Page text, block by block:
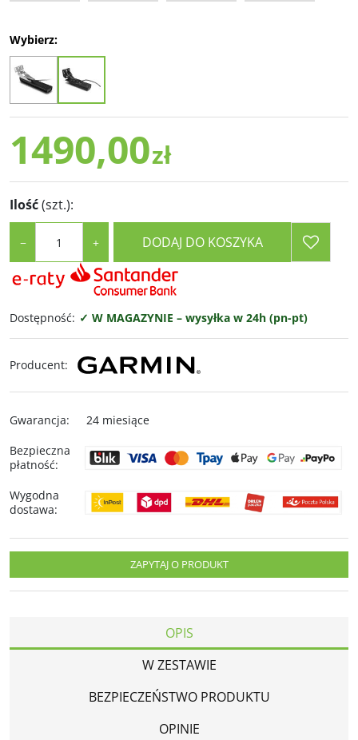
Wybierz:
1490,00zł
Ilość(szt.):
− + DODAJ DO KOSZYKA
Dostępność: ✓ W MAGAZYNIE – wysyłka w 24h (pn-pt)
Producent:
Gwarancja:
24 miesiące
Bezpieczna
płatność:
Wygodna
dostawa:
ZAPYTAJ O PRODUKT
OPIS
W ZESTAWIE
BEZPIECZEŃSTWO PRODUKTU
OPINIE